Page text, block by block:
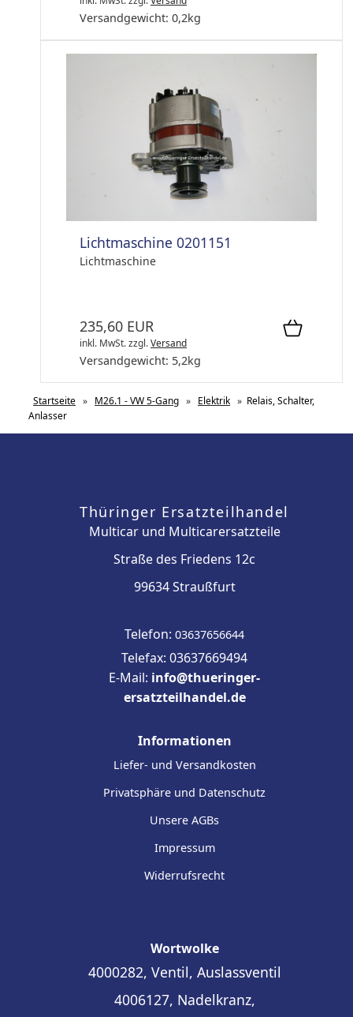
Versandgewicht: 0,2kg
Lichtmaschine 0201151
Lichtmaschine
235,60 EUR
inkl. MwSt.zzgl.Versand
Versandgewicht: 5,2kg
Startseite » M26.1 - VW 5-Gang » Elektrik » Relais, Schalter,
Anlasser
Thüringer Ersatzteilhandel
Multicar und Multicarersatzteile
Straße des Friedens 12c
99634 Straußfurt
Telefon: 03637656644
Telefax: 03637669494
E-Mail: info@thueringer-
ersatzteilhandel.de
Informationen
Liefer- und Versandkosten
Privatsphäre und Datenschutz
Unsere AGBs
Impressum
Widerrufsrecht
Wortwolke
4000282, Ventil, Auslassventil
4006127, Nadelkranz,